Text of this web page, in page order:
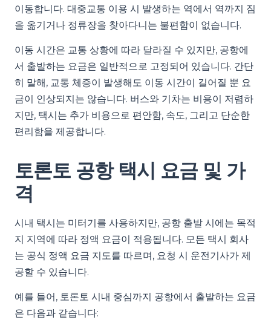
이동합니다. 대중교통 이용 시 발생하는 역에서 역까지 짐
을 옮기거나 정류장을 찾아다니는 불편함이 없습니다.
이동 시간은 교통 상황에 따라 달라질 수 있지만, 공항에
서 출발하는 요금은 일반적으로 고정되어 있습니다. 간단
히 말해, 교통 체증이 발생해도 이동 시간이 길어질 뿐 요
금이 인상되지는 않습니다. 버스와 기차는 비용이 저렴하
지만, 택시는 추가 비용으로 편안함, 속도, 그리고 단순한
편리함을 제공합니다.
토론토 공항 택시 요금 및 가
격
시내 택시는 미터기를 사용하지만, 공항 출발 시에는 목적
지 지역에 따라 정액 요금이 적용됩니다. 모든 택시 회사
는 공식 정액 요금 지도를 따르며, 요청 시 운전기사가 제
공할 수 있습니다.
예를 들어, 토론토 시내 중심까지 공항에서 출발하는 요금
은 다음과 같습니다: